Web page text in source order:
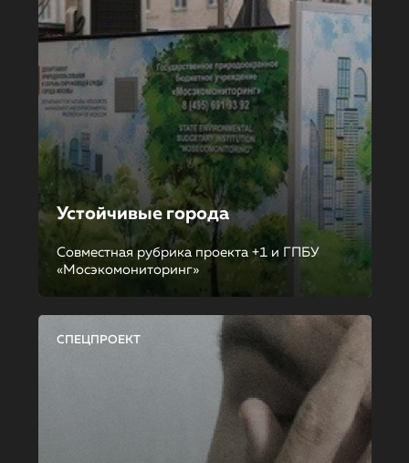
Устойчивые города
Совместная рубрика проекта +1 и ГПБУ
«Мосэкомониторинг»
СПЕЦПРОЕКТ